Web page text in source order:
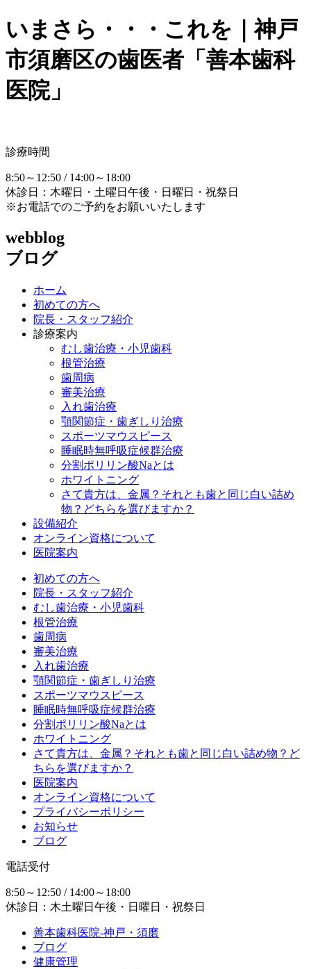
いまさら・・・これを｜神戸
市須磨区の歯医者「善本歯科
医院」
診療時間
8:50～12:50 / 14:00～18:00
休診日：木曜日・土曜日午後・日曜日・祝祭日
※お電話でのご予約をお願いいたします
webblog
ブログ
ホーム
初めての方へ
院長・スタッフ紹介
診療案内
むし歯治療・小児歯科
根管治療
歯周病
審美治療
入れ歯治療
顎関節症・歯ぎしり治療
スポーツマウスピース
睡眠時無呼吸症候群治療
分割ポリリン酸Naとは
ホワイトニング
さて貴方は、金属？それとも歯と同じ白い詰め
物？どちらを選びますか？
設備紹介
オンライン資格について
医院案内
初めての方へ
院長・スタッフ紹介
むし歯治療・小児歯科
根管治療
歯周病
審美治療
入れ歯治療
顎関節症・歯ぎしり治療
スポーツマウスピース
睡眠時無呼吸症候群治療
分割ポリリン酸Naとは
ホワイトニング
さて貴方は、金属？それとも歯と同じ白い詰め物？ど
ちらを選びますか？
医院案内
オンライン資格について
プライバシーポリシー
お知らせ
ブログ
電話受付
8:50～12:50 / 14:00～18:00
休診日：木土曜日午後・日曜日・祝祭日
善本歯科医院-神戸・須磨
ブログ
健康管理